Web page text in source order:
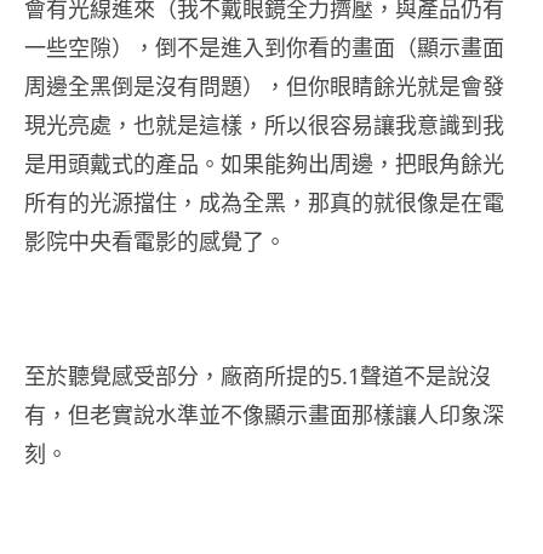
會有光線進來（我不戴眼鏡全力擠壓，與產品仍有
一些空隙），倒不是進入到你看的畫面（顯示畫面
周邊全黑倒是沒有問題），但你眼睛餘光就是會發
現光亮處，也就是這樣，所以很容易讓我意識到我
是用頭戴式的產品。如果能夠出周邊，把眼角餘光
所有的光源擋住，成為全黑，那真的就很像是在電
影院中央看電影的感覺了。
至於聽覺感受部分，廠商所提的5.1聲道不是說沒
有，但老實說水準並不像顯示畫面那樣讓人印象深
刻。